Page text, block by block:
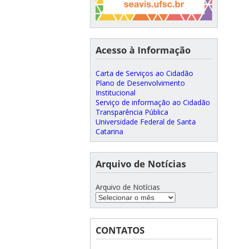
Acesso à Informação
Carta de Serviços ao Cidadão
Plano de Desenvolvimento
Institucional
Serviço de informação ao Cidadão
Transparência Pública
Universidade Federal de Santa
Catarina
Arquivo de Notícias
Arquivo de Notícias
CONTATOS